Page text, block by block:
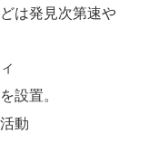
は発見次第速や
設置。
動